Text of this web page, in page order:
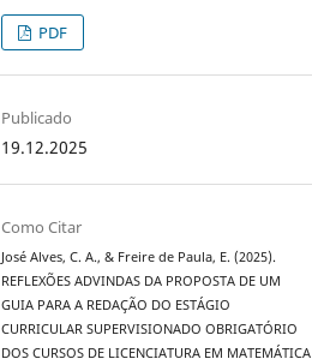
PDF
Publicado
19.12.2025
Como Citar
José Alves, C. A., & Freire de Paula, E. (2025).
REFLEXÕES ADVINDAS DA PROPOSTA DE UM
GUIA PARA A REDAÇÃO DO ESTÁGIO
CURRICULAR SUPERVISIONADO OBRIGATÓRIO
DOS CURSOS DE LICENCIATURA EM MATEMÁTICA